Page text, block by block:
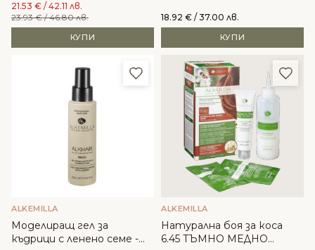
21.53 € / 42.11 лв.
23.93€/ 46.80 лв.
КУПИ
18.92 € / 37.00 лв.
КУПИ
Добави в любими
ALKEMILLA
Моделиращ гел за
къдрици с ленено семе -
ALKEMILLA
Натурална боя за коса
6.45 ТЪМНО МЕДНО